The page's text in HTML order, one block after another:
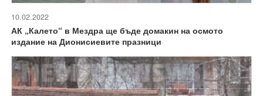
10.02.2022
АК „Калето“ в Мездра ще бъде домакин на осмото
издание на Дионисиевите празници